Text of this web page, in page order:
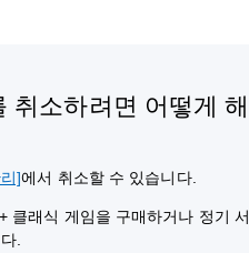
취소하려면 어떻게
]에서 취소할 수 있습니다.
클래식 게임을 구매하거나 정기
.